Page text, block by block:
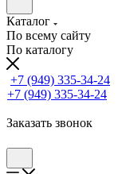
Каталог
По всему сайту
По каталогу
+7 (949) 335-34-24
+7 (949) 335-34-24
Заказать звонок